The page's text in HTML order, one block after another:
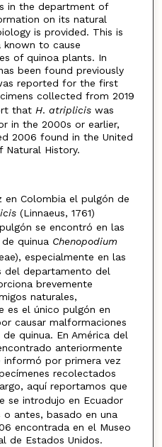
in the department of
on its natural
is provided. This is
known to cause
of quinoa plants. In
been found previously
reported for the first
collected from 2019
that H. atripliciswas
in the 2000s or earlier,
2006 found in the United
Natural History.
en Colombia el pulgón de
(Linnaeus, 1761)
se encontró en las
quinua Chenopodium
especialmente en las
del departamento del
brevemente
naturales,
es el único pulgón en
causar malformaciones
quinua. En América del
anteriormente
informó por primera vez
recolectados
aquí reportamos que
se introdujo en Ecuador
antes, basado en una
encontrada en el Museo
de Estados Unidos.